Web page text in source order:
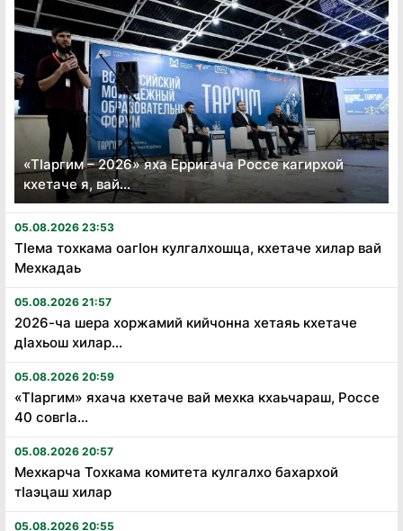
«Тӏаргим – 2026» яха Ерригача Россе кагирхой
кхетаче я, вай...
05.08.2026 23:53
Тӏема тохкама оагӏон кулгалхошца, кхетаче хилар вай
Мехкадаь
05.08.2026 21:57
2026-ча шера хоржамий кийчонна хетаяь кхетаче
дӏахьош хилар...
05.08.2026 20:59
«Тӏаргим» яхача кхетаче вай мехка кхаьчараш, Россе
40 совгӏа...
05.08.2026 20:57
Мехкарча Тохкама комитета кулгалхо бахархой
тӏаэцаш хилар
05.08.2026 20:55